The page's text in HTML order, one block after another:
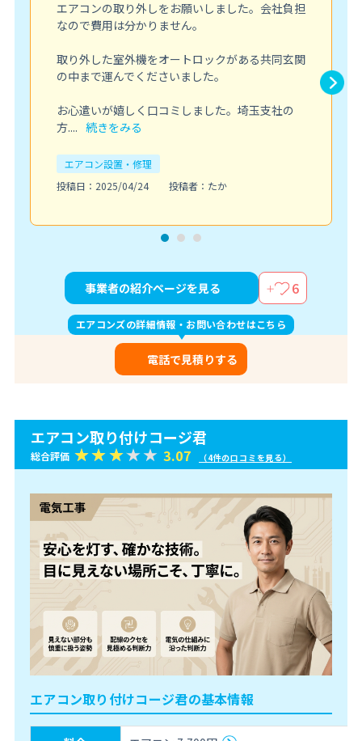
エアコンの取り外しをお願いしました。会社負担
なので費用は分かりません。
取り外した室外機をオートロックがある共同玄関
の中まで運んでくださいました。
お心遣いが嬉しく口コミしました。埼玉支社の
方.... 続きをみる
エアコン設置・修理
投稿日：2025/04/24
投稿者：たか
事業者の紹介ページを見る 6
エアコンズの詳細情報・お問い合わせはこちら
電話で見積りする
エアコン取り付けコージ君
総合評価 3.07 （4件の口コミを見る）
エアコン取り付けコージ君の基本情報